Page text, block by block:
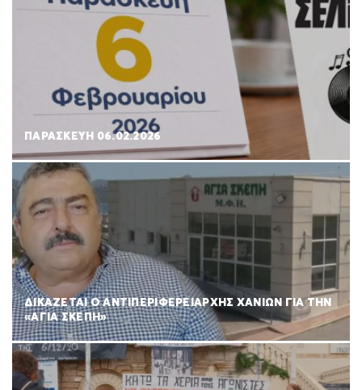
ΠΑΡΑΣΚΕΥΉ 06.02.2026
ΔΙΚΑΖΕΤΑΙ Ο ΑΝΤΙΠΕΡΙΦΕΡΕΙΑΡΧΗΣ ΧΑΝΙΩΝ ΓΙΑ ΤΗΝ
«ΑΓΙΑ ΣΚΕΠΗ»